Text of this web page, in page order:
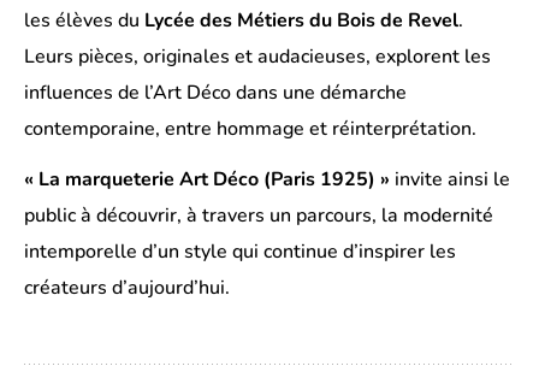
les élèves du Lycée des Métiers du Bois de Revel.
Leurs pièces, originales et audacieuses, explorent les
influences de l’Art Déco dans une démarche
contemporaine, entre hommage et réinterprétation.
« La marqueterie Art Déco (Paris 1925) » invite ainsi le
public à découvrir, à travers un parcours, la modernité
intemporelle d’un style qui continue d’inspirer les
créateurs d’aujourd’hui.